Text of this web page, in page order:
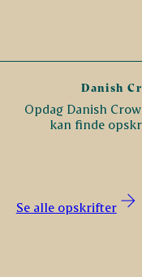
Danish
Opdag Danish
kan finde
Se alle opskrifter